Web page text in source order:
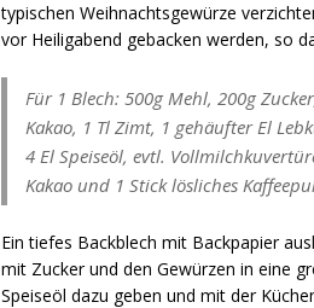
typischen Weihnachtsgewürze
vor Heiligabend gebacken werden, so
Für 1 Blech: 500g Mehl, 200g
Kakao, 1 Tl Zimt, 1 gehäufter El
4 El Speiseöl, evtl.
Kakao und 1 Stick lösliches
Ein tiefes Backblech mit Backpapier
mit Zucker und den Gewürzen in eine
Speiseöl dazu geben und mit der